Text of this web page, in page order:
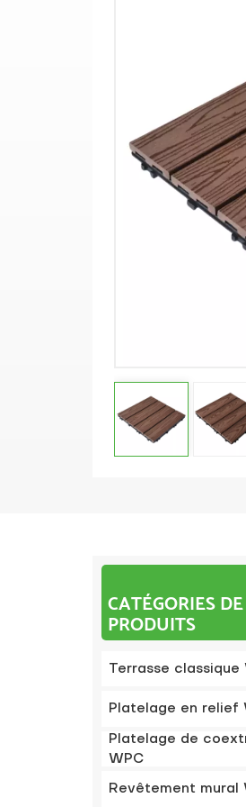
CATÉGORIES DE
PRODUITS
Terrasse classique
Platelage en relief
Platelage de
WPC
Revêtement mural